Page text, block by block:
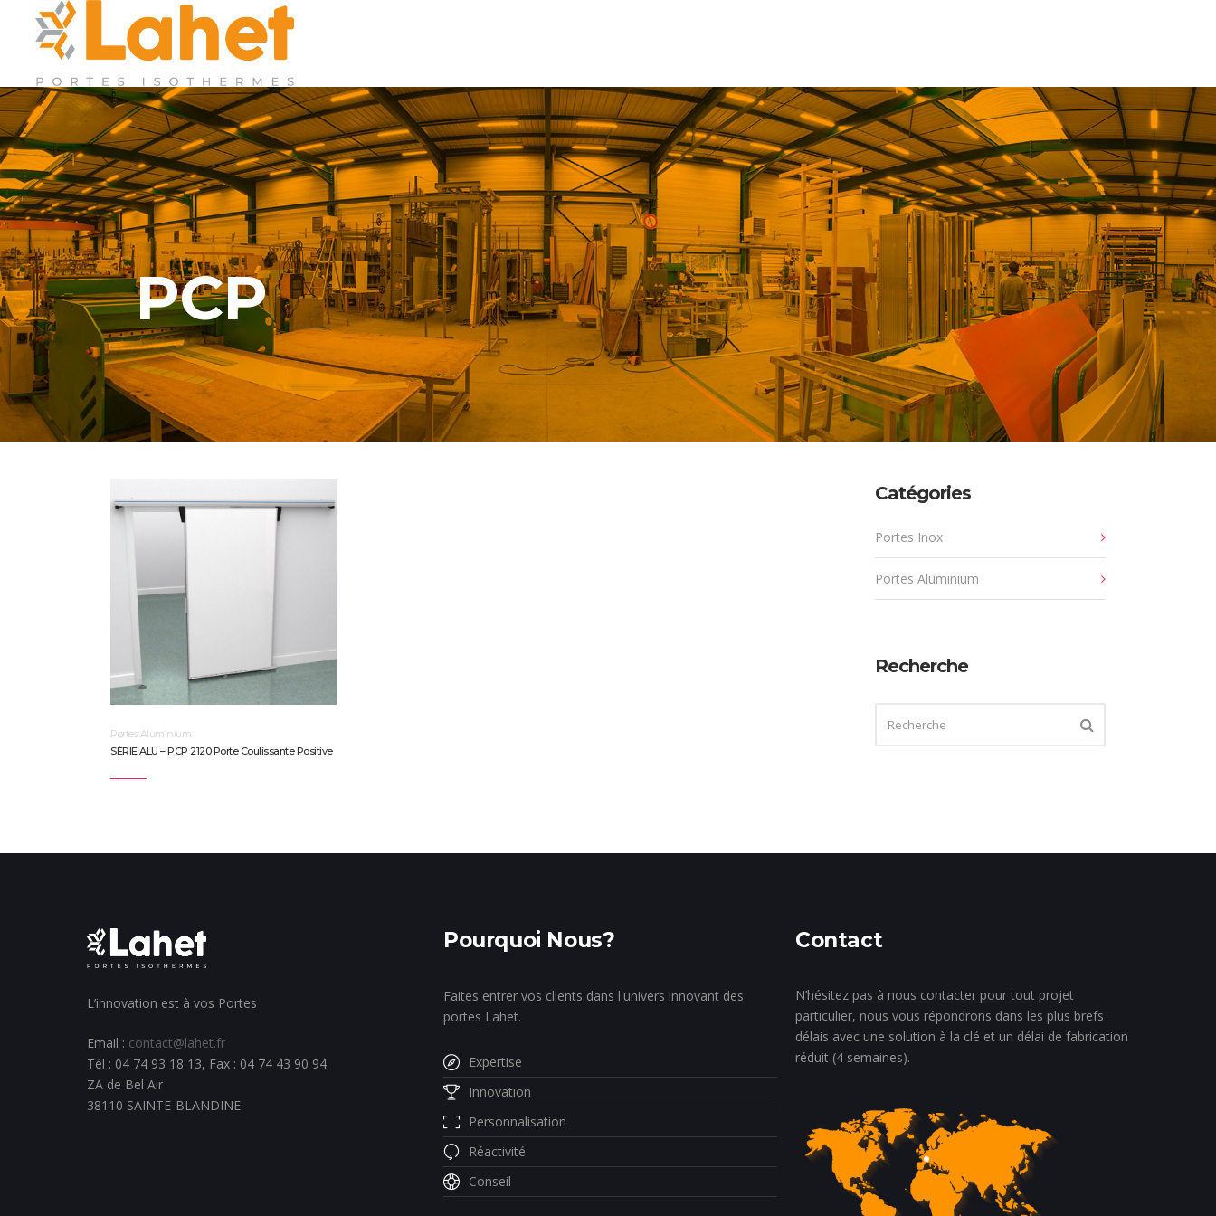
PCP
Portes Aluminium
SÉRIE ALU – PCP 2120 Porte Coulissante Positive
Catégories
Portes Inox
Portes Aluminium
Recherche
L’innovation est à vos Portes
Email : contact@lahet.fr
Tél : 04 74 93 18 13, Fax : 04 74 43 90 94
ZA de Bel Air
38110 SAINTE-BLANDINE
Pourquoi Nous?
Faites entrer vos clients dans l'univers innovant des
portes Lahet.
Expertise
Innovation
Personnalisation
Réactivité
Conseil
Contact
N’hésitez pas à nous contacter pour tout projet
particulier, nous vous répondrons dans les plus brefs
délais avec une solution à la clé et un délai de fabrication
réduit (4 semaines).